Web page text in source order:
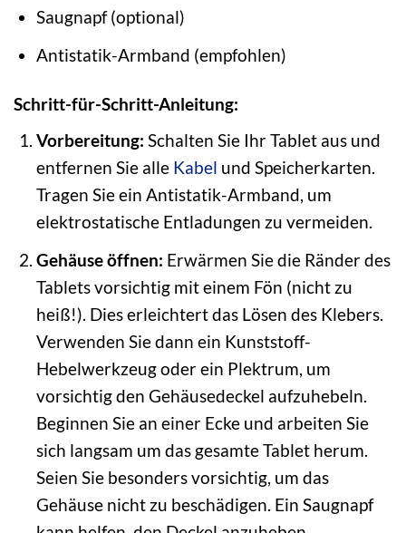
Saugnapf (optional)
Antistatik-Armband (empfohlen)
Schritt-für-Schritt-Anleitung:
Vorbereitung: Schalten Sie Ihr Tablet aus und
entfernen Sie alle Kabel und Speicherkarten.
Tragen Sie ein Antistatik-Armband, um
elektrostatische Entladungen zu vermeiden.
Gehäuse öffnen: Erwärmen Sie die Ränder des
Tablets vorsichtig mit einem Fön (nicht zu
heiß!). Dies erleichtert das Lösen des Klebers.
Verwenden Sie dann ein Kunststoff-
Hebelwerkzeug oder ein Plektrum, um
vorsichtig den Gehäusedeckel aufzuhebeln.
Beginnen Sie an einer Ecke und arbeiten Sie
sich langsam um das gesamte Tablet herum.
Seien Sie besonders vorsichtig, um das
Gehäuse nicht zu beschädigen. Ein Saugnapf